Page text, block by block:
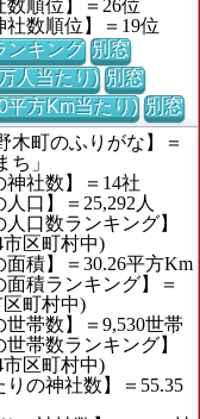
数順位】＝26位
社数順位】＝19位
ンキング 別窓
人当たり) 別窓
平方Km当たり) 別窓
木町のふりがな】＝
ち」
神社数】＝14社
口】＝25,292人
人口数ランキング】
市区町村中)
面積】＝30.26平方Km
面積ランキング】＝
区町村中)
世帯数】＝9,530世帯
世帯数ランキング】
市区町村中)
りの神社数】＝55.35